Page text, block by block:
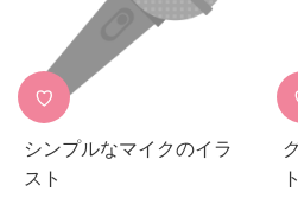
♡
シンプルなマイクのイラ
スト
ト